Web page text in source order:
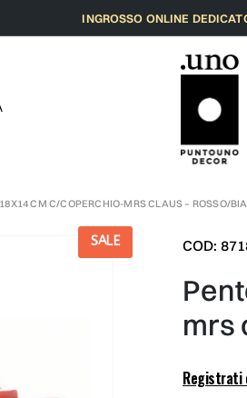
INGROSSO ONLINE
CM C/COPERCHIO-MRS CLAUS – ROSSO/
SALE COD:
pentola gres 13x18x14 cm c/coperchio-
mrs
Registrati